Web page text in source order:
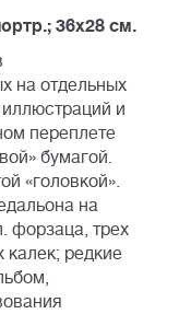
36х28 см.
на отдельных
и
переплете
бумагой.
«головкой».
на
форзаца, трех
калек; редкие